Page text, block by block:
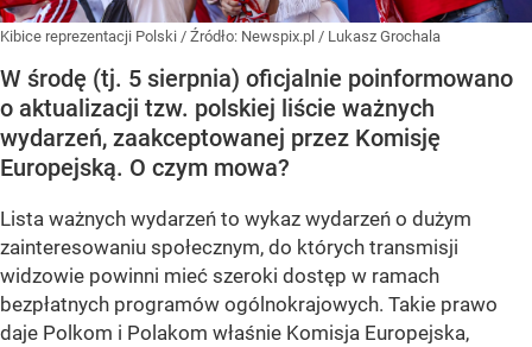
Kibice reprezentacji Polski / Źródło: Newspix.pl / Lukasz Grochala
W środę (tj. 5 sierpnia) oficjalnie poinformowano
o aktualizacji tzw. polskiej liście ważnych
wydarzeń, zaakceptowanej przez Komisję
Europejską. O czym mowa?
Lista ważnych wydarzeń to wykaz wydarzeń o dużym
zainteresowaniu społecznym, do których transmisji
widzowie powinni mieć szeroki dostęp w ramach
bezpłatnych programów ogólnokrajowych. Takie prawo
daje Polkom i Polakom właśnie Komisja Europejska,